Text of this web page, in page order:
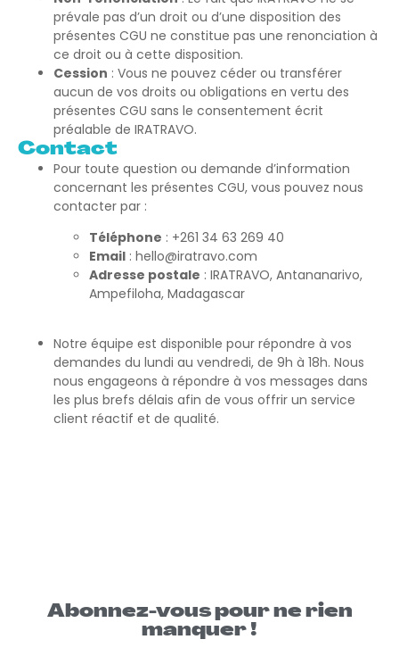
prévale pas d’un droit ou d’une disposition des
présentes CGU ne constitue pas une renonciation à
ce droit ou à cette disposition.
Cession : Vous ne pouvez céder ou transférer
aucun de vos droits ou obligations en vertu des
présentes CGU sans le consentement écrit
préalable de IRATRAVO.
Contact
Pour toute question ou demande d’information
concernant les présentes CGU, vous pouvez nous
contacter par :
Téléphone : +261 34 63 269 40
Email : hello@iratravo.com
Adresse postale : IRATRAVO, Antananarivo,
Ampefiloha, Madagascar
Notre équipe est disponible pour répondre à vos
demandes du lundi au vendredi, de 9h à 18h. Nous
nous engageons à répondre à vos messages dans
les plus brefs délais afin de vous offrir un service
client réactif et de qualité.
Abonnez-vous pour ne rien
manquer !